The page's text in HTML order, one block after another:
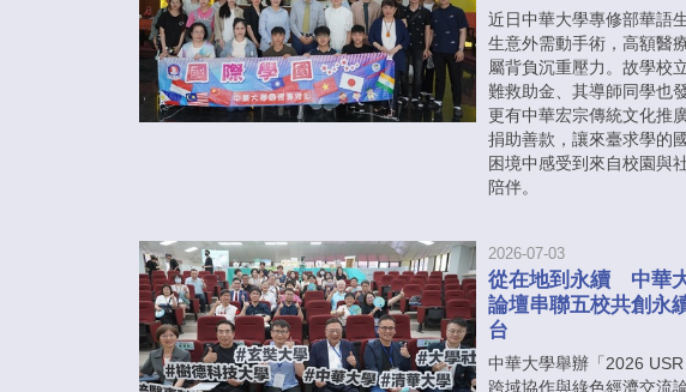
近日中華大學專修部華語
生意外需動手術，高額醫
屬背負沉重壓力。故學校
難救助金、其導師同學也
更有中華宏宗傳統文化推
捐助善款，讓來臺求學的
困境中感受到來自校園與
陪伴。
2026-07-03
從在地到永續 中華
論壇串聯五校共創永
台
中華大學舉辦「2026
跨域協作與綠色經濟交流